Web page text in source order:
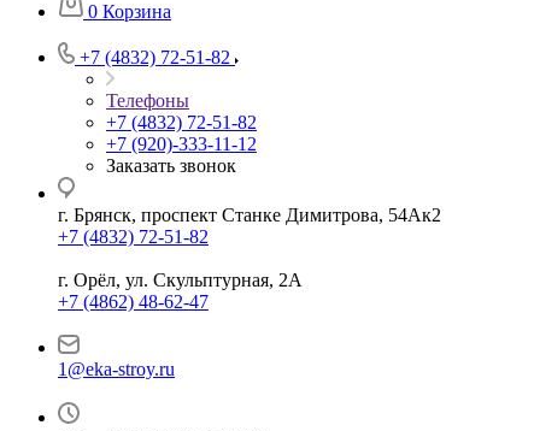
0 Корзина
+7 (4832) 72-51-82
Телефоны
+7 (4832) 72-51-82
+7 (920)-333-11-12
Заказать звонок
г. Брянск, проспект Станке Димитрова, 54Ак2
+7 (4832) 72-51-82
г. Орёл, ул. Скульптурная, 2А
+7 (4862) 48-62-47
1@eka-stroy.ru